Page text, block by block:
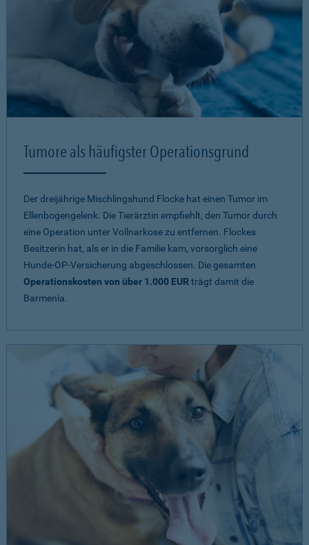
Tumore als häufigster Operationsgrund
Der dreijährige Mischlingshund Flocke hat einen Tumor im
Ellenbogengelenk. Die Tierärztin empfiehlt, den Tumor durch
eine Operation unter Vollnarkose zu entfernen. Flockes
Besitzerin hat, als er in die Familie kam, vorsorglich eine
Hunde-OP-Versicherung abgeschlossen. Die gesamten
Operationskosten von über 1.000 EUR trägt damit die
Barmenia.